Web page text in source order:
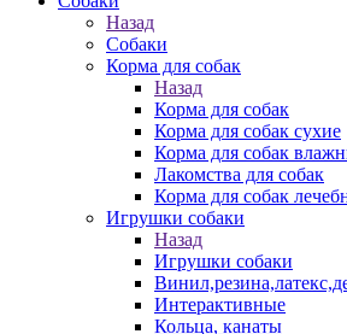
Назад
Собаки
Корма для собак
Назад
Корма для собак
Корма для собак сухие
Корма для собак
Лакомства для собак
Корма для собак
Игрушки собаки
Назад
Игрушки собаки
Интерактивные
Кольца, канаты